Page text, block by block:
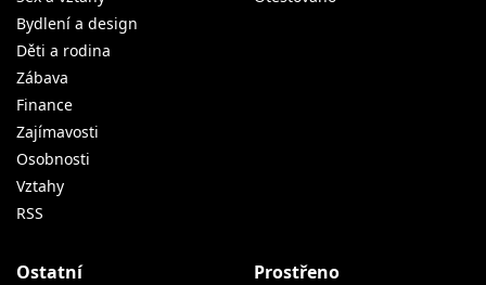
Bydlení a design
Děti a rodina
Zábava
Finance
Zajímavosti
Osobnosti
Vztahy
RSS
Ostatní Prostřeno